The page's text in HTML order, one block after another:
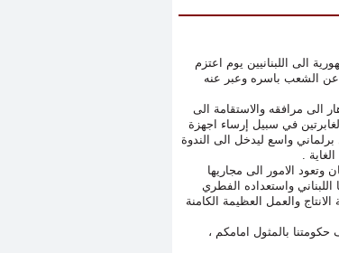
الى اللبنانيين يوم اعتزم
عن الشعب باسره وعبر عنه
وكيف عاد الاستقرار والازدهار الى مرافقه والاستقامة الى
في سبيل إرساء اجهزة
واسع ليدخل الى الندوة
.
وتعود الامور الى مجاريها
واستعداده الفطري
والعمل العظيمة الكامنة
حكومتنا بالمثول امامكم ،